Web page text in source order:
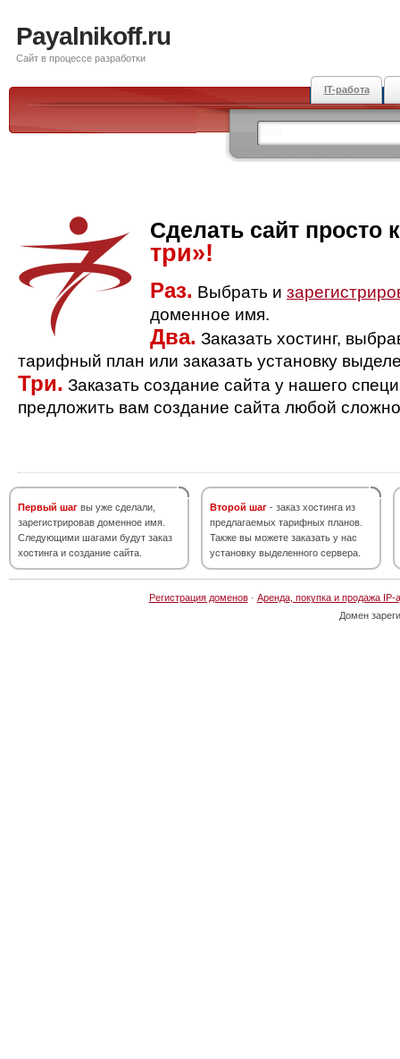
Payalnikoff.ru
Сайт в процессе разработки
IT-работа
Сделать сайт просто
три»!
Раз. Выбрать и
доменное имя.
Два. Заказать хостинг,
тарифный план или заказать установку
Три. Заказать создание сайта у нашего
предложить вам создание сайта любой
Первый шаг вы уже сделали,
зарегистрировав доменное имя.
Следующими шагами будут заказ
хостинга и создание сайта.
Второй шаг - заказ хостинга из
предлагаемых тарифных планов.
Также вы можете заказать у нас
установку выделенного сервера.
Регистрация доменов· Аренда, покупка и продажа IP-
Домен